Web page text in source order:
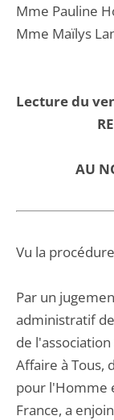
Mme Pauline
Mme Maïlys
Lecture du
AU
Vu la
Par un
administratif
de
Affaire à Tous,
pour l'Homme
France, a